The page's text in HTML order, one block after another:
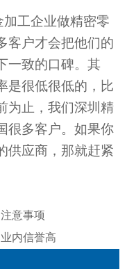
加工企业做精密零
客户才会把他们的
一致的口碑。其
是很低很低的，比
为止，我们深圳精
很多客户。如果你
供应商，那就赶紧
意事项
内信誉高